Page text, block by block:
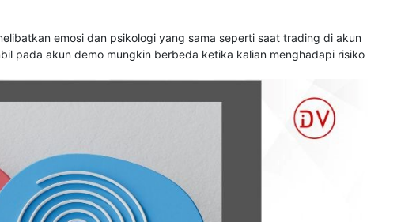
emosi dan psikologi yang sama seperti saat trading di akun
pada akun demo mungkin berbeda ketika kalian menghadapi risiko